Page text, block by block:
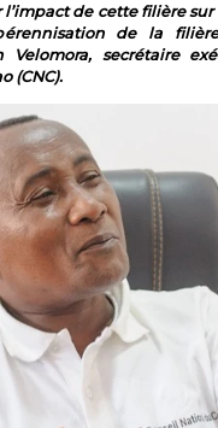
de cette filière
de la
Velomora, secrétaire
(CNC).